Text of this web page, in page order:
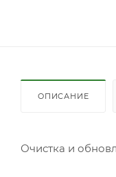
ОПИСАНИЕ
Очистка и